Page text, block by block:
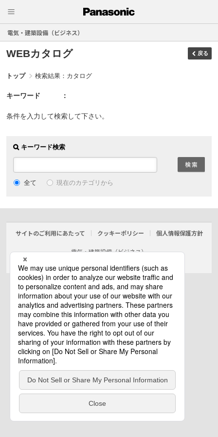
電気・建築設備（ビジネス）
WEBカタログ 戻る
トップ 検索結果：カタログ
キーワード
条件を入力して検索して下さい。
キーワード検索
全て 現在のカテゴリから
サイトのご利用にあたって クッキーポリシー 個人情報保護方針
電気・建築設備（ビジネス）